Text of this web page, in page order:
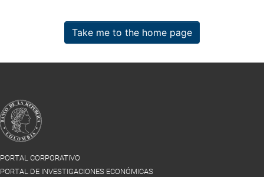
Take me to the home page
PORTAL CORPORATIVO
PORTAL DE INVESTIGACIONES ECONÓMICAS